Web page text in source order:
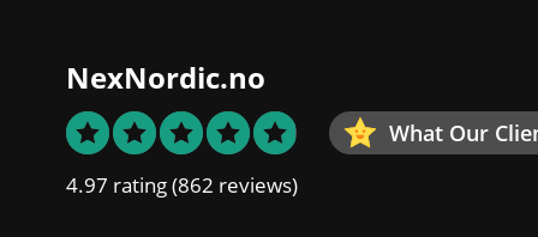
NexNordic.no
What Our
4.97 rating(862 reviews)